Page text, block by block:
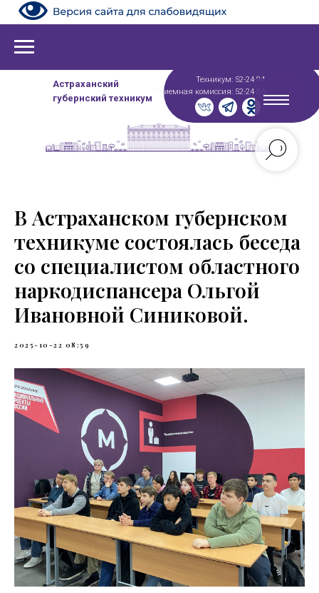
Астраханский
губернский техникум
Техникум: 52-24-84
Приемная комиссия: 52-24-86
В Астраханском губернском
техникуме состоялась беседа
со специалистом областного
наркодиспансера Ольгой
Ивановной Синиковой.
2025-10-22 08:59